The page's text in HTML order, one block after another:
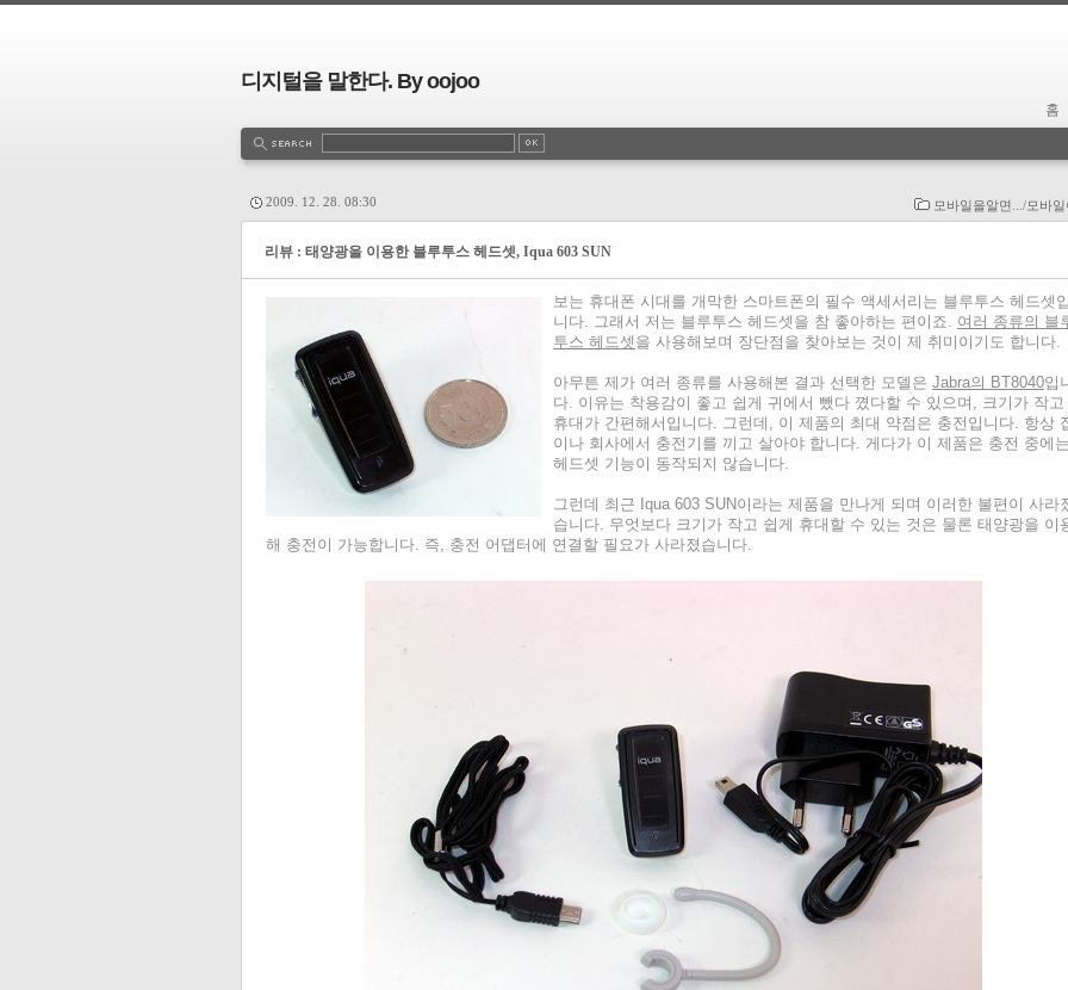
디지털을 말한다. By oojoo
홈
모바일을알면.../모바
2009. 12. 28. 08:30
리뷰 : 태양광을 이용한 블루투스 헤드셋, Iqua 603 SUN
보는 휴대폰 시대를 개막한 스마트폰의 필수 액세서리는 블루투스 헤드셋
니다. 그래서 저는 블루투스 헤드셋을 참 좋아하는 편이죠. 여러 종류의 블
투스 헤드셋 을 사용해보며 장단점을 찾아보는 것이 제 취미이기도 합니다.
아무튼 제가 여러 종류를 사용해본 결과 선택한 모델은 Jabra의 BT8040입
다. 이유는 착용감이 좋고 쉽게 귀에서 뺐다 꼈다할 수 있으며, 크기가 작고
휴대가 간편해서입니다. 그런데, 이 제품의 최대 약점은 충전입니다. 항상
이나 회사에서 충전기를 끼고 살아야 합니다. 게다가 이 제품은 충전 중에
헤드셋 기능이 동작되지 않습니다.
그런데 최근 Iqua 603 SUN이라는 제품을 만나게 되며 이러한 불편이 사라
습니다. 무엇보다 크기가 작고 쉽게 휴대할 수 있는 것은 물론 태양광을 이
해 충전이 가능합니다. 즉, 충전 어댑터에 연결할 필요가 사라졌습니다.